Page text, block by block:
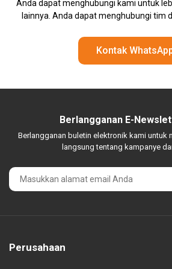
Anda dapat menghubungi kami untuk
lainnya. Anda dapat menghubungi tim
Kontak
Berlangganan E-
Berlangganan buletin elektronik kami untuk
langsung tentang kampanye
Perusahaan